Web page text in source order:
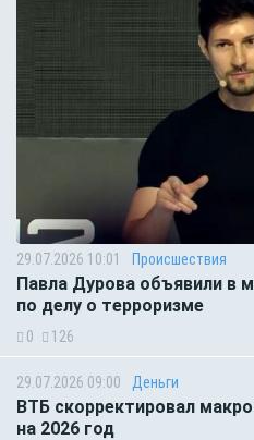
29.07.2026 10:01 Происшествия
Павла Дурова объявили в
по делу о терроризме
0 126
29.07.2026 09:00 Деньги
ВТБ скорректировал
на 2026 год